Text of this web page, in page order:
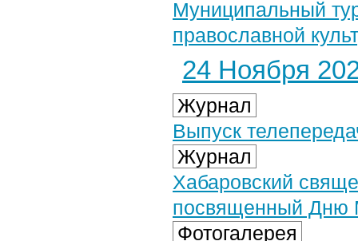
Муниципальный
православной
24 Ноября
Журнал
Выпуск
Журнал
Хабаровский
посвященный Дню
Фотогалерея